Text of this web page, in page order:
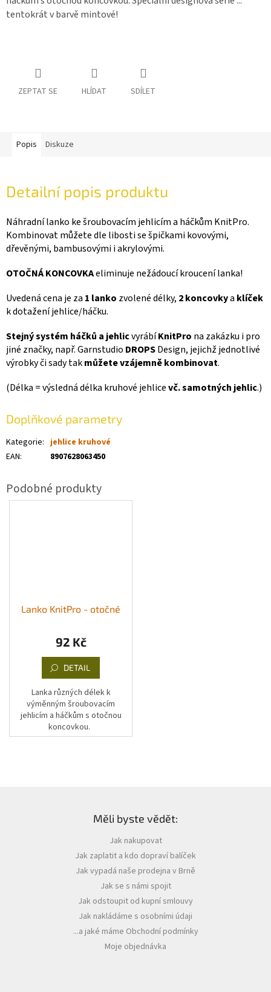
tentokrát v barvě mintové!
ZEPTAT SE HLÍDAT SDÍLET
Popis Diskuze
Detailní popis produktu
Náhradní lanko ke šroubovacím jehlicím a háčkům KnitPro.
Kombinovat můžete dle libosti se špičkami kovovými,
dřevěnými, bambusovými i akrylovými.
OTOČNÁ KONCOVKAeliminuje nežádoucí kroucení lanka!
Uvedená cena je za 1 lanko zvolené délky, 2 koncovkya klíček
k dotažení jehlice/háčku.
Stejný systém háčků a jehlicvyrábíKnitPro na zakázku i pro
jiné značky, např. Garnstudio DROPSDesign, jejichž jednotlivé
výrobky či sady takmůžete vzájemně kombinovat.
(Délka = výsledná délka kruhové jehlicevč. samotných jehlic.)
Doplňkové parametry
Kategorie: jehlice kruhové
EAN: 8907628063450
Lanko KnitPro - otočné
92 Kč
DETAIL
Lanka různých délek k
výměnným šroubovacím
jehlicím a háčkům s otočnou
koncovkou.
Měli byste vědět:
Jak nakupovat
Jak zaplatit a kdo dopraví balíček
Jak vypadá naše prodejna v Brně
Jak se s námi spojit
Jak odstoupit od kupní smlouvy
Jak nakládáme s osobními údaji
...a jaké máme Obchodní podmínky
Moje objednávka